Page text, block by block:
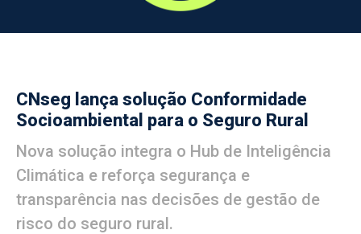
CNseg lança solução Conformidade
Socioambiental para o Seguro Rural
Nova solução integra o Hub de Inteligência
Climática e reforça segurança e
transparência nas decisões de gestão de
risco do seguro rural.